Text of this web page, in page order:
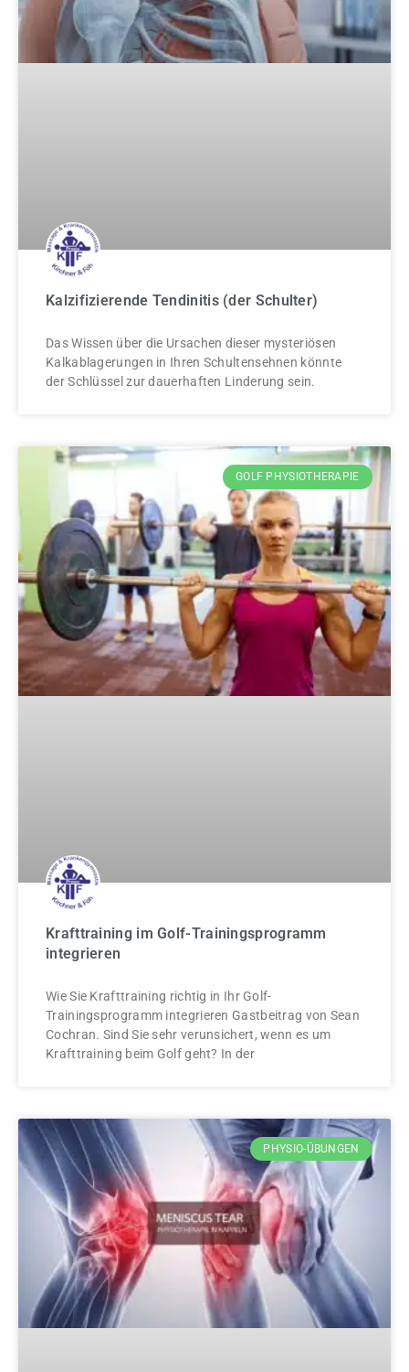
Kalzifizierende Tendinitis (der Schulter)
Das Wissen über die Ursachen dieser mysteriösen
Kalkablagerungen in Ihren Schultensehnen könnte
der Schlüssel zur dauerhaften Linderung sein.
GOLF PHYSIOTHERAPIE
Krafttraining im Golf-Trainingsprogramm
integrieren
Wie Sie Krafttraining richtig in Ihr Golf-
Trainingsprogramm integrieren Gastbeitrag von Sean
Cochran. Sind Sie sehr verunsichert, wenn es um
Krafttraining beim Golf geht? In der
PHYSIO-ÜBUNGEN